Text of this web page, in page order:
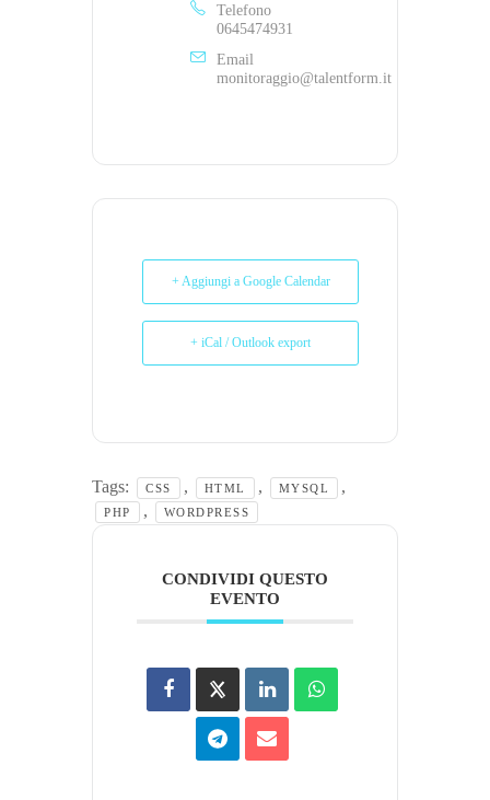
Telefono
0645474931
Email
monitoraggio@talentform.it
+ Aggiungi a Google Calendar
+ iCal / Outlook export
Tags: CSS , HTML , MYSQL ,
PHP , WORDPRESS
CONDIVIDI QUESTO
EVENTO